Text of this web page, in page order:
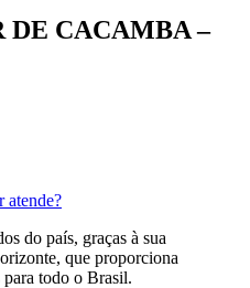
DE CACAMBA –
atende?
do país, graças à sua
que proporciona
para todo o Brasil.